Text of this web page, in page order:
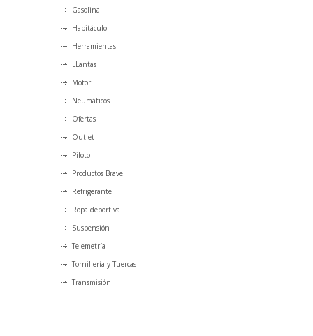
Gasolina
Habitáculo
Herramientas
LLantas
Motor
Neumáticos
Ofertas
Outlet
Piloto
Productos Brave
Refrigerante
Ropa deportiva
Suspensión
Telemetría
Tornillería y Tuercas
Transmisión